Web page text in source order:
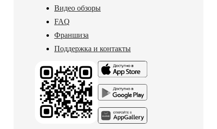
Видео обзоры
FAQ
Франшиза
Поддержка и контакты